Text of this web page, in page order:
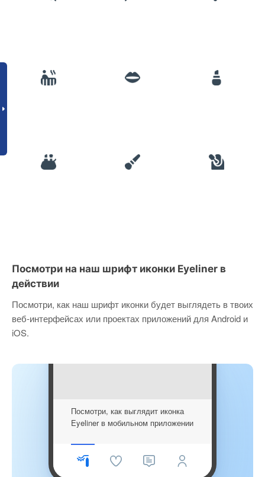
Посмотри на наш шрифт иконки Eyeliner в
действии
Посмотри, как наш шрифт иконки будет выглядеть в твоих
веб-интерфейсах или проектах приложений для Android и
iOS.
Посмотри, как выглядит иконка
Eyeliner в мобильном приложении